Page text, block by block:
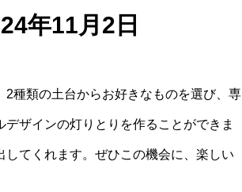
年11月2日
種類の土台からお好きなものを選び、専
ザインの灯りとりを作ることができま
てくれます。ぜひこの機会に、楽しい